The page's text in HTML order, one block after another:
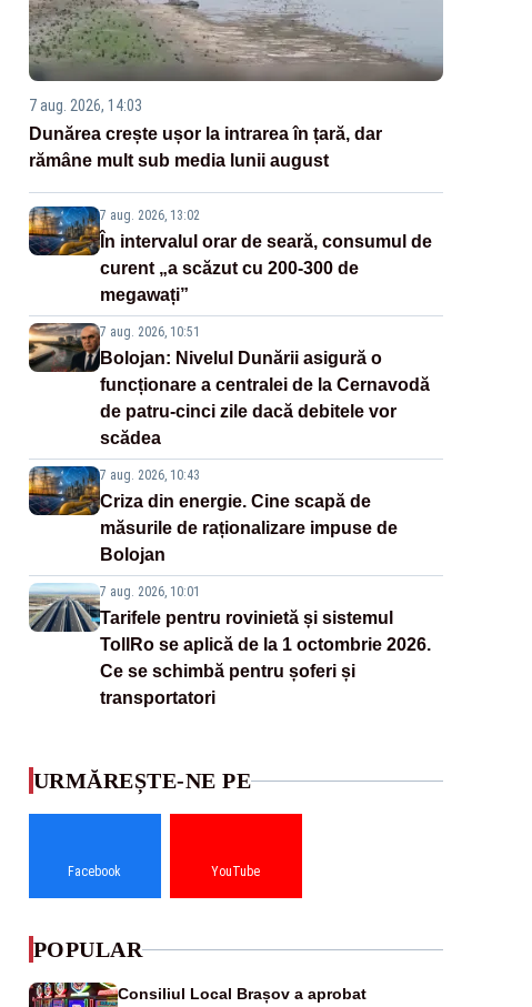
7 aug. 2026, 14:03
Dunărea crește ușor la intrarea în țară, dar
rămâne mult sub media lunii august
7 aug. 2026, 13:02
În intervalul orar de seară, consumul de
curent „a scăzut cu 200-300 de
megawați”
7 aug. 2026, 10:51
Bolojan: Nivelul Dunării asigură o
funcționare a centralei de la Cernavodă
de patru-cinci zile dacă debitele vor
scădea
7 aug. 2026, 10:43
Criza din energie. Cine scapă de
măsurile de raționalizare impuse de
Bolojan
7 aug. 2026, 10:01
Tarifele pentru rovinietă și sistemul
TollRo se aplică de la 1 octombrie 2026.
Ce se schimbă pentru șoferi și
transportatori
URMĂREȘTE-NE PE
Facebook YouTube
POPULAR
Consiliul Local Brașov a aprobat